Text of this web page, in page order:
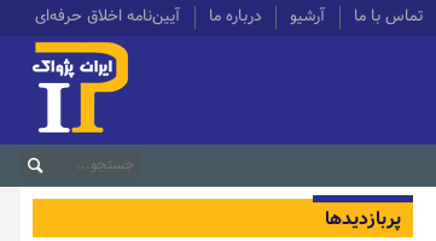
تماس با ما آرشیو درباره ما آیین‌نامه اخلاق حرفه‌ای
پربازدیدها